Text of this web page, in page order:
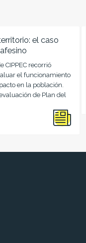
el caso
CIPPEC recorrió
el funcionamiento
en la población.
de Plan del